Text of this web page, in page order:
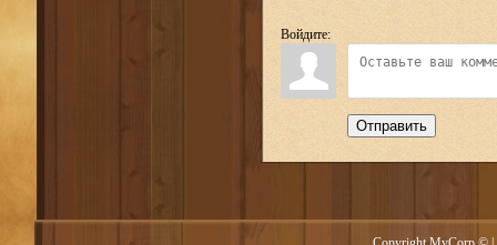
Войдите:
Отправить